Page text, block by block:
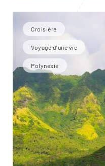
Croisière
Voyage d'une vie
Polynésie